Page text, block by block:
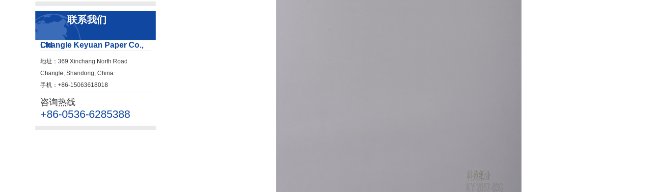
联系我们
Changle Keyuan Paper Co., Ltd
地址：369 Xinchang North Road
Changle, Shandong, China
手机：+86-15063618018
咨询热线
+86-0536-6285388